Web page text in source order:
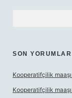
SON YORUMLAR
Kooperatifçilik
Kooperatifçilik